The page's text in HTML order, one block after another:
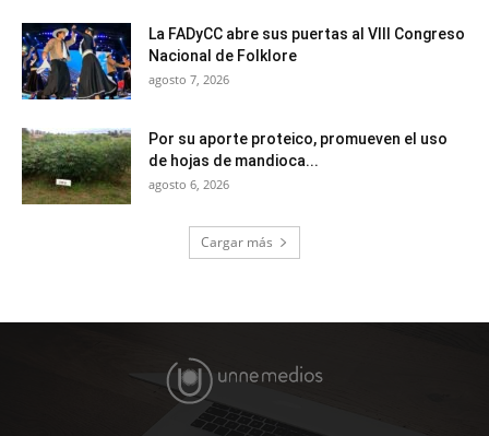
La FADyCC abre sus puertas al VIII Congreso
Nacional de Folklore
agosto 7, 2026
Por su aporte proteico, promueven el uso
de hojas de mandioca...
agosto 6, 2026
Cargar más